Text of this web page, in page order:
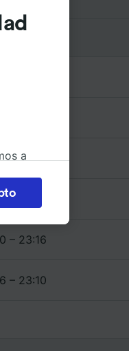
– 23:10
– 23:16
– 23:16
– 23:10
a
la